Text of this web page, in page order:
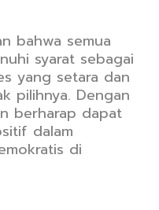
bahwa semua
syarat sebagai
yang setara dan
pilihnya. Dengan
berharap dapat
dalam
di